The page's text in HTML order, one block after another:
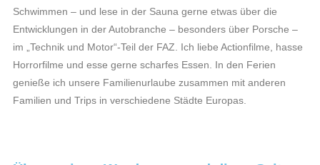
Schwimmen – und lese in der Sauna gerne etwas über die
Entwicklungen in der Autobranche – besonders über Porsche –
im „Technik und Motor“-Teil der FAZ. Ich liebe Actionfilme, hasse
Horrorfilme und esse gerne scharfes Essen. In den Ferien
genieße ich unsere Familienurlaube zusammen mit anderen
Familien und Trips in verschiedene Städte Europas.